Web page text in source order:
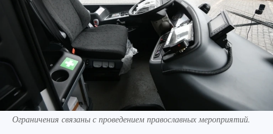
Ограничения связаны с проведением православных мероприятий.